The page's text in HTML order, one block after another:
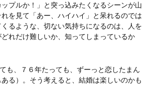
ップルか！」と突っ込みたくなるシーンが山
を見て「あー、ハイハイ」と呆れるのでは
るような、切ない気持ちになるのは、人を
れだけ難しいか、知ってしまっているか
も、７６年たっても、ずーっと恋したまん
る）。そう考えると、結婚は楽しいのかも